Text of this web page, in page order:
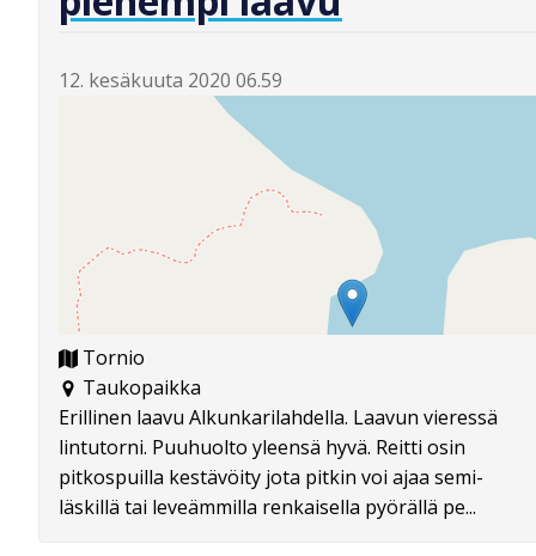
12. kesäkuuta 2020 06.59
Tornio
Taukopaikka
Erillinen laavu Alkunkarilahdella. Laavun vieressä
lintutorni. Puuhuolto yleensä hyvä. Reitti osin
pitkospuilla kestävöity jota pitkin voi ajaa semi-
läskillä tai leveämmilla renkaisella pyörällä pe...